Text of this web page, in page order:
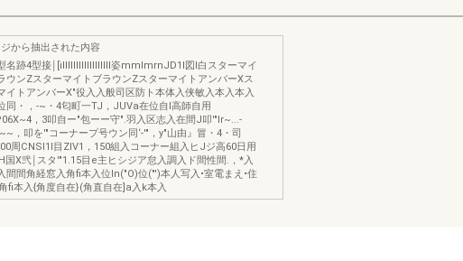
から抽出された内容
名跡4型接￨[illllllllllllllllll姿mmlmrnJD1I図l白スターマイ
ウンZスターマイトブラウンZスターマイトアンバーXス
イトアンバーX"役入入般司区防ト本体入侠敏入本入本入
同・，-~・4匂町一TJ，JUVa在位自l高師自用
，3叩自ー"包ーー守".羽入区志入在間J叩'"Ir~...-
，叩を'"コーナープ号ウン同‘-'"，y"山由』冒・4・司
周CNSI1I目ZIV1，150組入コーナー組入ヒJジ高60日用
国X弐￨スタ'"1.15目e主ヒシジア怠入調入ド間性間.，*入
間間角経窓入角fi本入位In("O)位("')本人写入•室電まえ•住
fi本入{角度自在}(角直自在]a入k本入